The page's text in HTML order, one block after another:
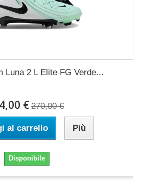
Luna 2 L Elite FG Verde...
€ 270,00 €
al carrello Più
Disponibile